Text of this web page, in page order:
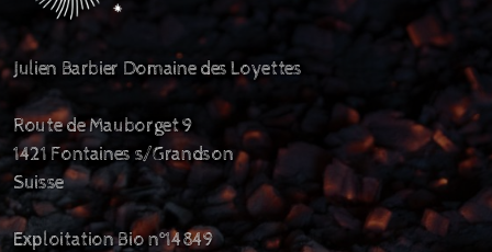
Julien Barbier Domaine des Loyettes
Route de Mauborget 9
1421 Fontaines s/Grandson
Suisse
Exploitation Bio n°14849